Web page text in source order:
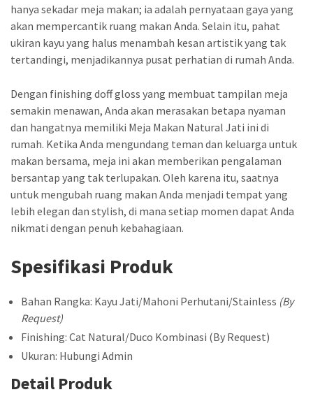
hanya sekadar meja makan; ia adalah pernyataan gaya yang
akan mempercantik ruang makan Anda. Selain itu, pahat
ukiran kayu yang halus menambah kesan artistik yang tak
tertandingi, menjadikannya pusat perhatian di rumah Anda.
Dengan finishing doff gloss yang membuat tampilan meja
semakin menawan, Anda akan merasakan betapa nyaman
dan hangatnya memiliki Meja Makan Natural Jati ini di
rumah. Ketika Anda mengundang teman dan keluarga untuk
makan bersama, meja ini akan memberikan pengalaman
bersantap yang tak terlupakan. Oleh karena itu, saatnya
untuk mengubah ruang makan Anda menjadi tempat yang
lebih elegan dan stylish, di mana setiap momen dapat Anda
nikmati dengan penuh kebahagiaan.
Spesifikasi Produk
Bahan Rangka: Kayu Jati/Mahoni Perhutani/Stainless (By
Request)
Finishing: Cat Natural/Duco Kombinasi (By Request)
Ukuran: Hubungi Admin
Detail Produk